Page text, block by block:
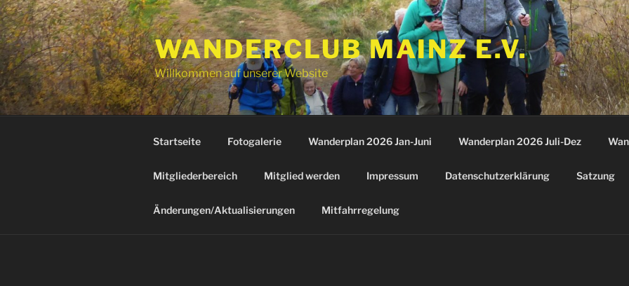
Zum
Inhalt
springen
WANDERCLUB MAINZ E.V.
Willkommen auf unserer Website
Startseite Fotogalerie Wanderplan 2026 Jan-Juni Wanderplan 2026 Juli-Dez
Mitgliederbereich Mitglied werden Impressum Datenschutzerklärung Satzung
Änderungen/Aktualisierungen Mitfahrregelung